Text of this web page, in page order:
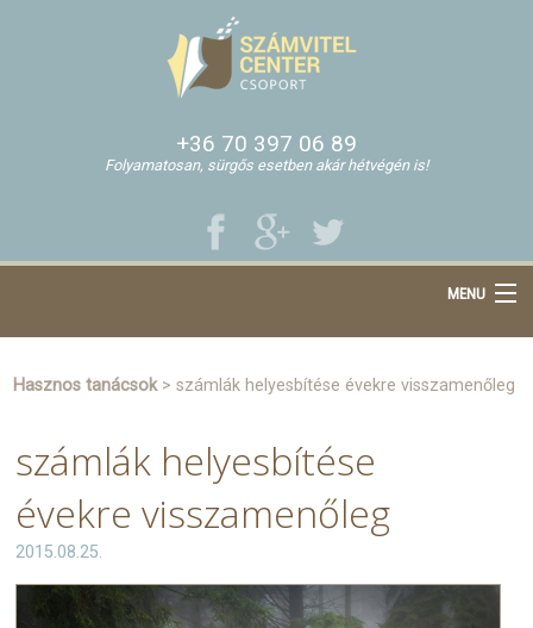
+36 70 397 06 89
Folyamatosan, sürgős esetben akár hétvégén is!
MENU
Főoldal
Bemutatkozás
Áraink
Hasznos tanácsok
Aktuális
Filozófiánk
Hasznos tanácsok> számlák helyesbítése évekre visszamenőleg
számlák helyesbítése
évekre visszamenőleg
2015.08.25.